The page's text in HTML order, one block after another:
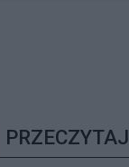
PRZECZYTAJ